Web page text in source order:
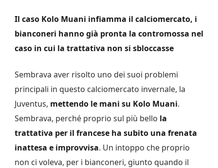
Il caso Kolo Muani infiamma il calciomercato, i
bianconeri hanno già pronta la contromossa nel
caso in cui la trattativa non si sbloccasse
Sembrava aver risolto uno dei suoi problemi
principali in questo calciomercato invernale, la
Juventus, mettendo le mani su Kolo Muani.
Sembrava, perché proprio sul più bello la
trattativa per il francese ha subito una frenata
inattesa e improvvisa. Un intoppo che proprio
non ci voleva, per i bianconeri, giunto quando il